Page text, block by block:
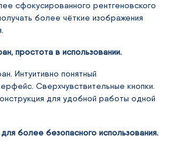
сфокусированного рентгеновского
более чёткие изображения
простота в использовании.
Интуитивно понятный
Сверхчувствительные кнопки.
для удобной работы одной
более безопасного использования.